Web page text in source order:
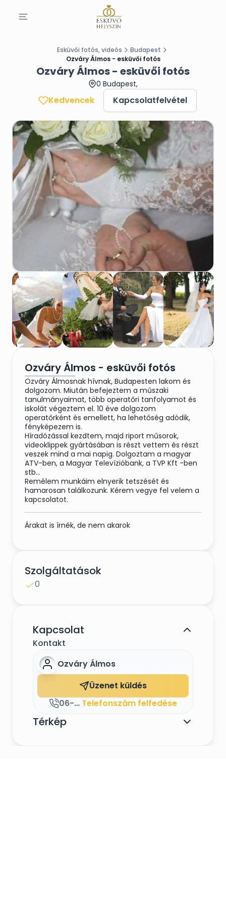
Esküvői fotós, videós
Budapest
Ozváry Álmos - esküvői fotós
Ozváry Álmos - esküvői fotós
0 Budapest,
Kedvencek Kapcsolatfelvétel
Ozváry Álmos - esküvői fotós
Ozváry Álmosnak hívnak, Budapesten lakom és
dolgozom. Miután befejeztem a műszaki
tanulmányaimat, több operatőri tanfolyamot és
iskolát végeztem el. 10 éve dolgozom
operatőrként és emellett, ha lehetőség adódik,
fényképezem is.
Híradózással kezdtem, majd riport műsorok,
videoklippek gyártásában is részt vettem és részt
veszek mind a mai napig. Dolgoztam a magyar
ATV-ben, a Magyar Televízióbank, a TVP Kft -ben
stb...
Remélem munkáim elnyerik tetszését és
hamarosan találkozunk. Kérem vegye fel velem a
kapcsolatot.
Árakat is írnék, de nem akarok
Szolgáltatások
0
Kapcsolat
Kontakt
Ozváry Álmos
Üzenet küldés
06-30-987 4943 Telefonszám felfedése
Térkép